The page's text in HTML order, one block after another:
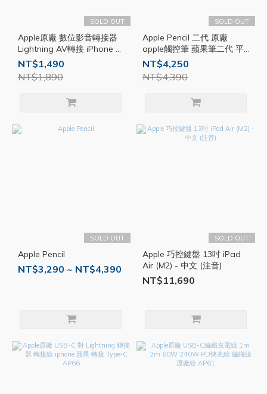
SOLD OUT
Apple原廠 數位影音轉接器
Lightning AV轉接 iPhone 轉
NT$1,490
NT$1,890
SOLD OUT
Apple Pencil 二代 原廠
apple觸控筆 蘋果筆二代 平
板筆 apple筆 iPad筆 第二代
rpnew07
NT$4,250
NT$4,390
SOLD OUT
Apple Pencil
NT$3,290 ~ NT$4,390
SOLD OUT
Apple 巧控鍵盤 13吋 iPad
Air (M2) - 中文 (注音)
NT$11,690